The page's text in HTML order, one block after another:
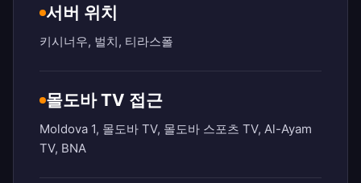
서버 위치
키시너우, 벌치, 티라스폴
몰도바 TV 접근
Moldova 1, 몰도바 TV, 몰도바 스포츠 TV, Al-Ayam
TV, BNA